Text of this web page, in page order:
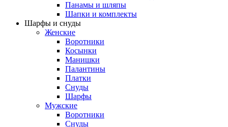
Панамы и шляпы
Шапки и комплекты
Шарфы и снуды
Женские
Воротники
Косынки
Манишки
Палантины
Платки
Снуды
Шарфы
Мужские
Воротники
Снуды